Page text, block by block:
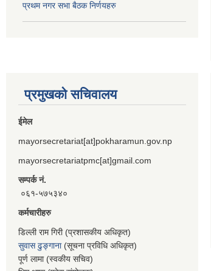
प्रथम नगर सभा बैठक निर्णयहरु
प्रमुखको सचिवालय
ईमेल
mayorsecretariat[at]pokharamun.gov.np
mayorsecretariatpmc[at]gmail.com
सम्पर्क नं.
०६१-५७५३४०
कर्मचारीहरु
डिल्ली राम गिरी (प्रशासकीय अधिकृत)
सुवास ढुङ्गाना(सूचना प्रविधि अधिकृत)
पूर्ण लामा (स्वकीय सचिव)